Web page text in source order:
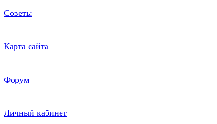
Советы
Карта сайта
Форум
Личный кабинет